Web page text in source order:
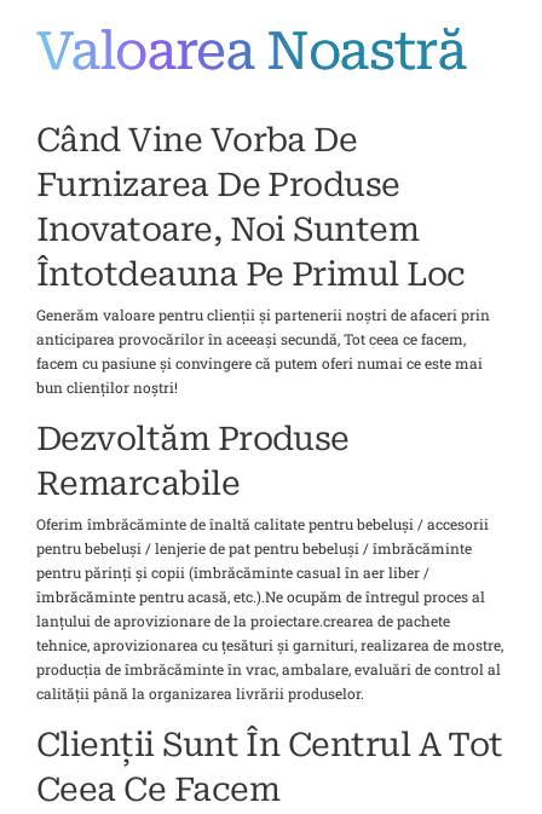
Valoarea Noastră
Când Vine Vorba De
Furnizarea De Produse
Inovatoare, Noi Suntem
Întotdeauna Pe Primul Loc
Generăm valoare pentru clienții și partenerii noștri de afaceri prin
anticiparea provocărilor în aceeași secundă, Tot ceea ce facem,
facem cu pasiune și convingere că putem oferi numai ce este mai
bun clienților noștri!
Dezvoltăm Produse
Remarcabile
Oferim îmbrăcăminte de înaltă calitate pentru bebeluși / accesorii
pentru bebeluși / lenjerie de pat pentru bebeluși / îmbrăcăminte
pentru părinți și copii (îmbrăcăminte casual în aer liber /
îmbrăcăminte pentru acasă, etc.).Ne ocupăm de întregul proces al
lanțului de aprovizionare de la proiectare.crearea de pachete
tehnice, aprovizionarea cu țesături și garnituri, realizarea de mostre,
producția de îmbrăcăminte în vrac, ambalare, evaluări de control al
calității până la organizarea livrării produselor.
Clienții Sunt În Centrul A Tot
Ceea Ce Facem